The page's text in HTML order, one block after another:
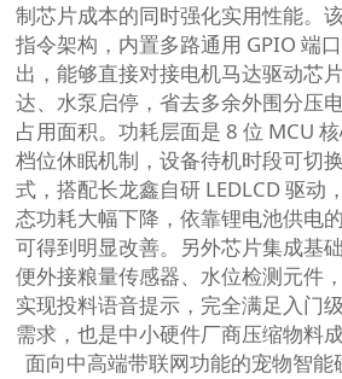
制芯片成本的同时强化实用性能。
指令架构，内置多路通用 GPIO 端
出，能够直接对接电机马达驱动芯
达、水泵启停，省去多余外围分压
占用面积。功耗层面是 8 位 MCU
档位休眠机制，设备待机时段可切
式，搭配长龙鑫自研 LEDLCD 驱动
态功耗大幅下降，依靠锂电池供电
可得到明显改善。另外芯片集成基
便外接粮量传感器、水位检测元件
实现投料语音提示，完全满足入门
需求，也是中小硬件厂商压缩物料
面向中高端带联网功能的宠物智能